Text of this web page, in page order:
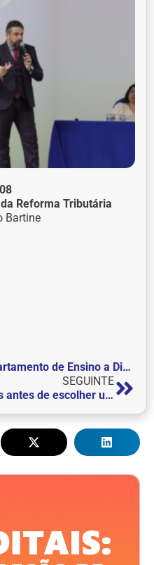
Reforma Tributária
Bartine
Novidade: Agora o Departamento de Ensino a Distância tem Whatsapp
SEGUINTE
Critérios a serem analisados antes de escolher uma Faculdade